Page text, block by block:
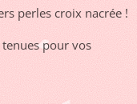
perles croix nacrée !
pour vos